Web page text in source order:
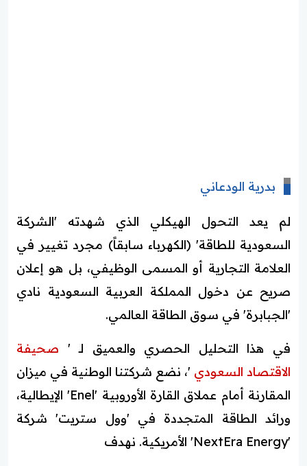
بدرية الودعاني
لم يعد التحول الهيكلي الذي شهدته 'الشركة
السعودية للطاقة' (الكهرباء سابقاً) مجرد تغيير في
العلامة التجارية أو المسمى الوظيفي، بل هو إعلان
صريح عن دخول المملكة العربية السعودية نادي
'الجبابرة' في سوق الطاقة العالمي.
في هذا التحليل الحصري والعميق لـ ' صحيفة
الاقتصاد السعودي '، نضع شركتنا الوطنية في ميزان
المقارنة أمام عملاق القارة الأوروبية 'Enel' الإيطالية،
ورائد الطاقة المتجددة في 'وول ستريت' شركة
'NextEra Energy' الأمريكية. نهدف